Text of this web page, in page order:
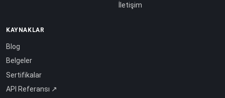
İletişim
KAYNAKLAR
Blog
Belgeler
Sertifikalar
API Referansı ↗